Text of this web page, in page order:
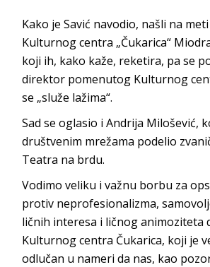
Kako je Savić navodio, našli na
Kulturnog centra „Čukarica“
koji ih, kako kaže, reketira, pa se
direktor pomenutog Kulturnog
se „služe lažima“.
Sad se oglasio i Andrija Milošević,
društvenim mrežama podelio
Teatra na brdu.
Vodimo veliku i važnu borbu za
protiv neprofesionalizma,
ličnih interesa i ličnog animoziteta
Kulturnog centra Čukarica, koji je
odlučan u nameri da nas, kao